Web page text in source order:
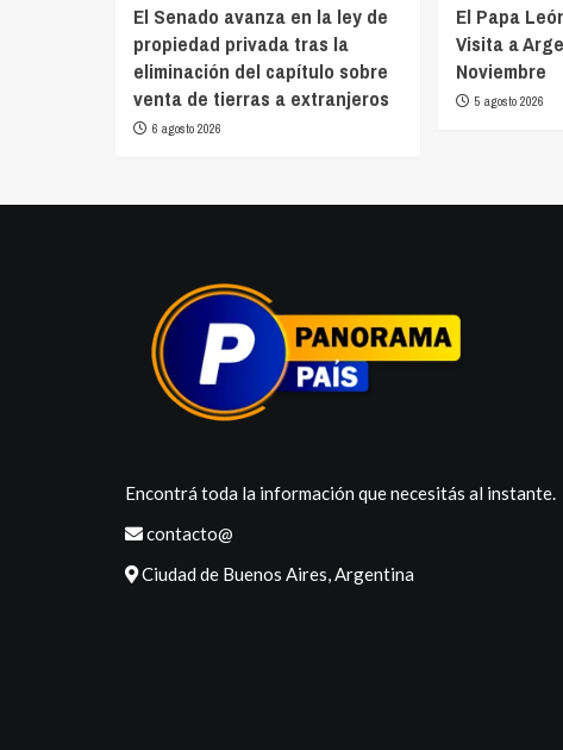
El Senado avanza en la ley de
propiedad privada tras la
eliminación del capítulo sobre
venta de tierras a extranjeros
6 agosto 2026
El Papa
Visita a
Noviembre
5 agosto 2026
Encontrá toda la información que necesitás al instante.
contacto@
Ciudad de Buenos Aires, Argentina